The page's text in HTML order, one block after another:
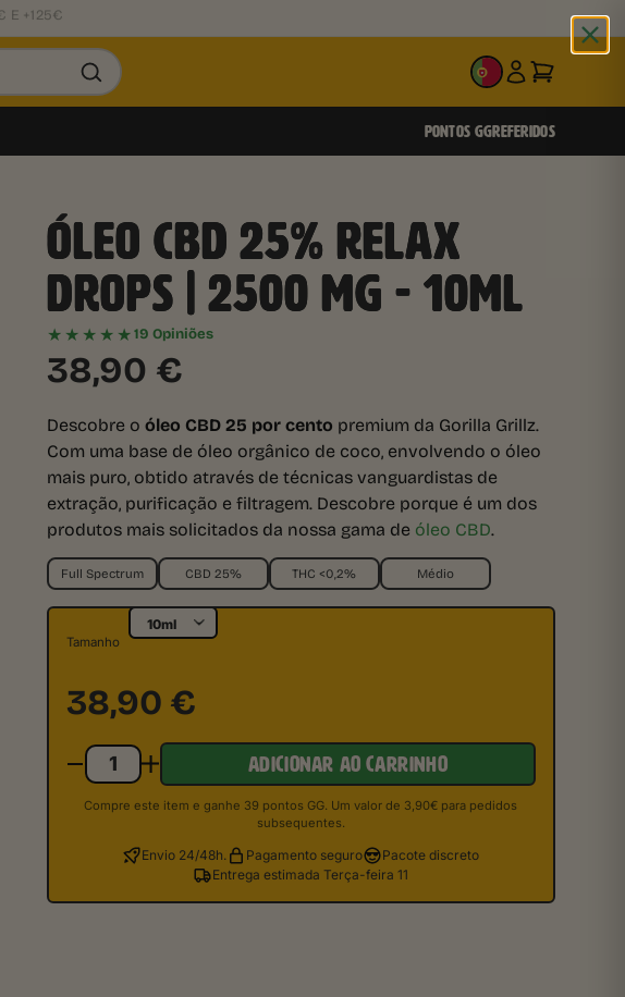
PT
PONTOS GGREFERIDOS
ÓLEO CBD 25% RELAX
DROPS | 2500 MG - 10ML
★★★★★19 Opiniões
38,90€
Descobre o óleo CBD 25 por cento premium da Gorilla Grillz.
Com uma base de óleo orgânico de coco, envolvendo o óleo
mais puro, obtido através de técnicas vanguardistas de
extração, purificação e filtragem. Descobre porque é um dos
produtos mais solicitados da nossa gama de óleo CBD.
Full Spectrum CBD 25% THC <0,2% Médio
Tamanho
38,90€
ADICIONAR AO CARRINHO
Compre este item e ganhe 39 pontos GG. Um valor de 3,90€ para pedidos
subsequentes.
Envio 24/48h. Pagamento seguro
Pacote discreto
Entrega estimada Terça-feira 11